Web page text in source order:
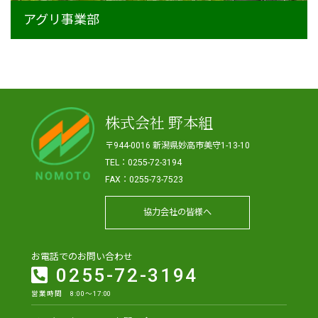
アグリ事業部
株式会社 野本組
〒944-0016 新潟県妙高市美守1-13-10
TEL：0255-72-3194
FAX：0255-73-7523
協力会社の皆様へ
お電話でのお問い合わせ
0255-72-3194
営業時間 8:00～17:00